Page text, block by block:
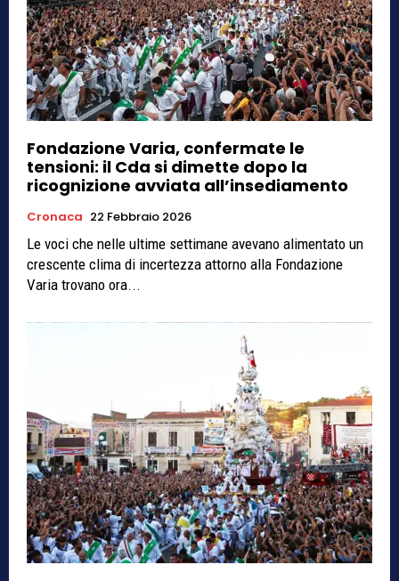
Fondazione Varia, confermate le
tensioni: il Cda si dimette dopo la
ricognizione avviata all’insediamento
Cronaca 22 Febbraio 2026
Le voci che nelle ultime settimane avevano alimentato un
crescente clima di incertezza attorno alla Fondazione
Varia trovano ora...